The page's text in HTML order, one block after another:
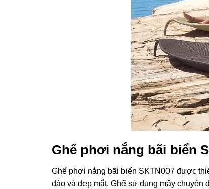
Ghế phơi nắng bãi biển
Ghế phơi nắng bãi biển SKTN007 được
đáo và đẹp mắt. Ghế sử dụng mây